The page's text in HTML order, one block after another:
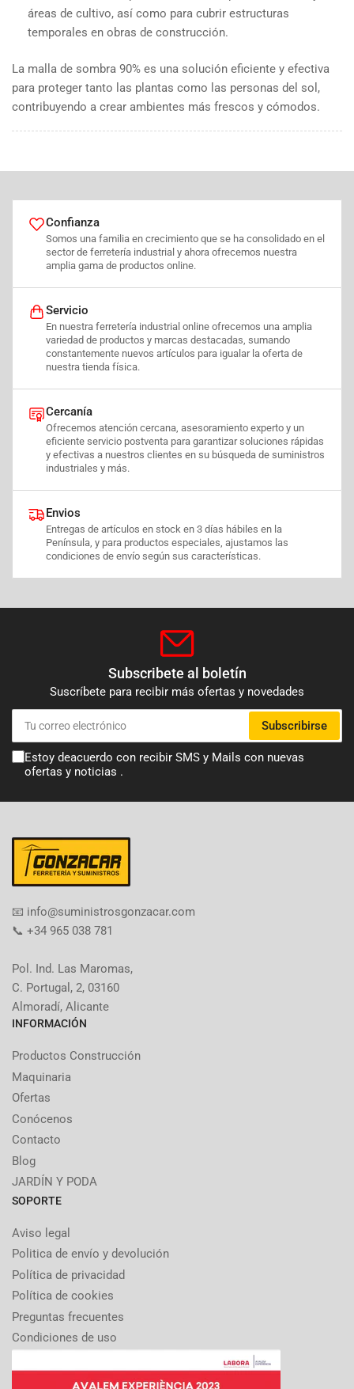
áreas de cultivo, así como para cubrir estructuras
temporales en obras de construcción.
La malla de sombra 90% es una solución eficiente y efectiva
para proteger tanto las plantas como las personas del sol,
contribuyendo a crear ambientes más frescos y cómodos.
Confianza
Somos una familia en crecimiento que se ha consolidado en el
sector de ferretería industrial y ahora ofrecemos nuestra
amplia gama de productos online.
Servicio
En nuestra ferretería industrial online ofrecemos una amplia
variedad de productos y marcas destacadas, sumando
constantemente nuevos artículos para igualar la oferta de
nuestra tienda física.
Cercanía
Ofrecemos atención cercana, asesoramiento experto y un
eficiente servicio postventa para garantizar soluciones rápidas
y efectivas a nuestros clientes en su búsqueda de suministros
industriales y más.
Envios
Entregas de artículos en stock en 3 días hábiles en la
Península, y para productos especiales, ajustamos las
condiciones de envío según sus características.
Subscribete al boletín
Suscríbete para recibir más ofertas y novedades
Tu
correo
electrónico
Subscribirse
Estoy deacuerdo con recibir SMS y Mails con nuevas
ofertas y noticias .
​📧​ info@suministrosgonzacar.com
📞 +34 965 038 781
Pol. Ind. Las Maromas,
C. Portugal, 2, 03160
Almoradí, Alicante
INFORMACIÓN
Productos Construcción
Maquinaria
Ofertas
Conócenos
Contacto
Blog
JARDÍN Y PODA
SOPORTE
Aviso legal
Politica de envío y devolución
Política de privacidad
Política de cookies
Preguntas frecuentes
Condiciones de uso